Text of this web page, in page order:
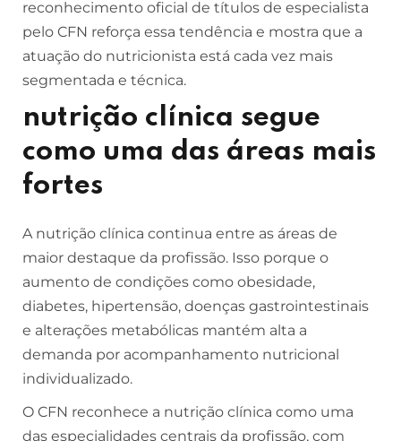
reconhecimento oficial de títulos de especialista
pelo CFN reforça essa tendência e mostra que a
atuação do nutricionista está cada vez mais
segmentada e técnica.
nutrição clínica segue
como uma das áreas mais
fortes
A nutrição clínica continua entre as áreas de
maior destaque da profissão. Isso porque o
aumento de condições como obesidade,
diabetes, hipertensão, doenças gastrointestinais
e alterações metabólicas mantém alta a
demanda por acompanhamento nutricional
individualizado.
O CFN reconhece a nutrição clínica como uma
das especialidades centrais da profissão, com